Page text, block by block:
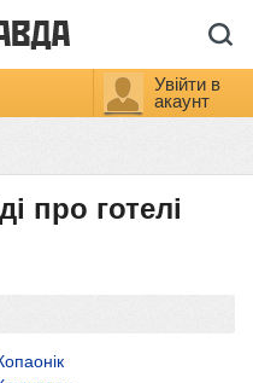
Увійти в
акаунт
про готелі